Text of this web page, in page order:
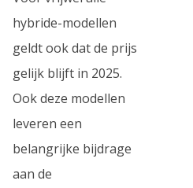
hybride-modellen
geldt ook dat de prijs
gelijk blijft in 2025.
Ook deze modellen
leveren een
belangrijke bijdrage
aan de